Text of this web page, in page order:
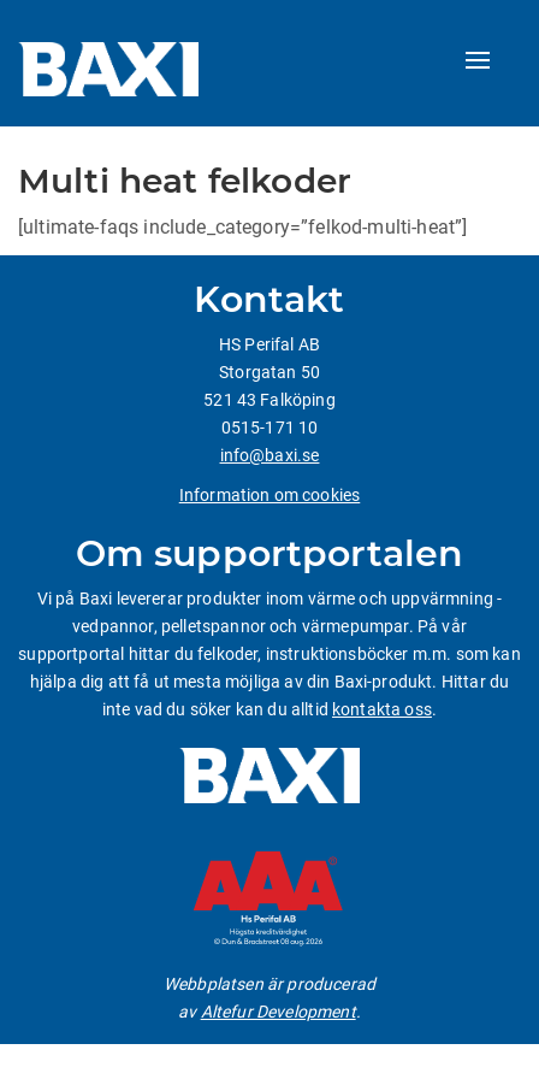
Multi heat felkoder
[ultimate-faqs include_category=”felkod-multi-heat”]
Kontakt
HS Perifal AB
Storgatan 50
521 43 Falköping
0515-171 10
info@baxi.se
Information om cookies
Om supportportalen
Vi på Baxi levererar produkter inom värme och uppvärmning -
vedpannor, pelletspannor och värmepumpar. På vår
supportportal hittar du felkoder, instruktionsböcker m.m. som kan
hjälpa dig att få ut mesta möjliga av din Baxi-produkt. Hittar du
inte vad du söker kan du alltid kontakta oss.
Webbplatsen är producerad
avAltefur Development.